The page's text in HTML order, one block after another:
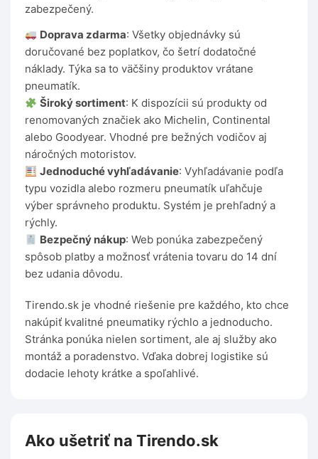
zabezpečený.
Doprava zdarma: Všetky objednávky sú
doručované bez poplatkov, čo šetrí dodatočné
náklady. Týka sa to väčšiny produktov vrátane
pneumatík.
Široký sortiment: K dispozícii sú produkty od
renomovaných značiek ako Michelin, Continental
alebo Goodyear. Vhodné pre bežných vodičov aj
náročných motoristov.
Jednoduché vyhľadávanie: Vyhľadávanie podľa
typu vozidla alebo rozmeru pneumatík uľahčuje
výber správneho produktu. Systém je prehľadný a
rýchly.
Bezpečný nákup: Web ponúka zabezpečený
spôsob platby a možnosť vrátenia tovaru do 14 dní
bez udania dôvodu.
Tirendo.sk je vhodné riešenie pre každého, kto chce
nakúpiť kvalitné pneumatiky rýchlo a jednoducho.
Stránka ponúka nielen sortiment, ale aj služby ako
montáž a poradenstvo. Vďaka dobrej logistike sú
dodacie lehoty krátke a spoľahlivé.
Ako ušetriť na Tirendo.sk